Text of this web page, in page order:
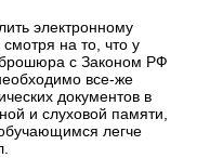
электронному
на то, что у
брошюра с Законом РФ
все-же
документов в
и слуховой памяти,
легче